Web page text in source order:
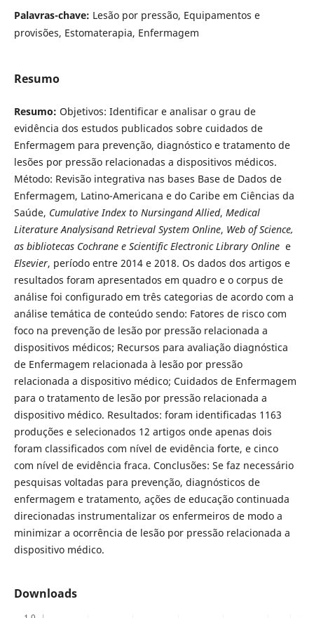
Palavras-chave: Lesão por pressão, Equipamentos e
provisões, Estomaterapia, Enfermagem
Resumo
Resumo: Objetivos: Identificar e analisar o grau de
evidência dos estudos publicados sobre cuidados de
Enfermagem para prevenção, diagnóstico e tratamento de
lesões por pressão relacionadas a dispositivos médicos.
Método: Revisão integrativa nas bases Base de Dados de
Enfermagem, Latino-Americana e do Caribe em Ciências da
Saúde, Cumulative Index to Nursingand Allied, Medical
Literature Analysisand Retrieval System Online, Web of Science,
as bibliotecas Cochrane e Scientific Electronic Library Onlinee
Elsevier, período entre 2014 e 2018. Os dados dos artigos e
resultados foram apresentados em quadro e o corpus de
análise foi configurado em três categorias de acordo com a
análise temática de conteúdo sendo: Fatores de risco com
foco na prevenção de lesão por pressão relacionada a
dispositivos médicos; Recursos para avaliação diagnóstica
de Enfermagem relacionada à lesão por pressão
relacionada a dispositivo médico; Cuidados de Enfermagem
para o tratamento de lesão por pressão relacionada a
dispositivo médico. Resultados: foram identificadas 1163
produções e selecionados 12 artigos onde apenas dois
foram classificados com nível de evidência forte, e cinco
com nível de evidência fraca. Conclusões: Se faz necessário
pesquisas voltadas para prevenção, diagnósticos de
enfermagem e tratamento, ações de educação continuada
direcionadas instrumentalizar os enfermeiros de modo a
minimizar a ocorrência de lesão por pressão relacionada a
dispositivo médico.
Downloads